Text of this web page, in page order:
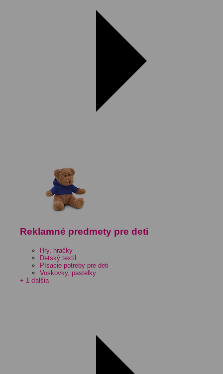
Reklamné predmety pre deti
Hry, hračky
Detský textil
Písacie potreby pre deti
Voskovky, pastelky
+ 1 ďalšia